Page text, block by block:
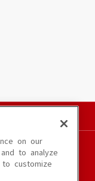
音声等を、手段や形態を
ァイル化などすることを
ない場合があります。
on our
to analyze
customize